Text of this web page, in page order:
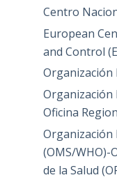
Centro
European
and Control
Organización
Organización
Oficina
Organización
(OMS/WHO)-
de la Salud